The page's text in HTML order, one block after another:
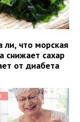
ли, что морская
снижает сахар
от диабета